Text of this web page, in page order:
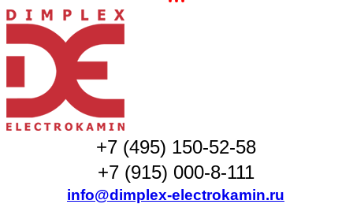
+7 (495) 150-52-58
+7 (915) 000-8-111
info@dimplex-electrokamin.ru